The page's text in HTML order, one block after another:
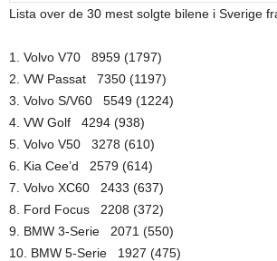
Lista over de 30 mest solgte bilene i Sverige
1. Volvo V70 8959 (1797)
2. VW Passat 7350 (1197)
3. Volvo S/V60 5549 (1224)
4. VW Golf 4294 (938)
5. Volvo V50 3278 (610)
6. Kia Cee’d 2579 (614)
7. Volvo XC60 2433 (637)
8. Ford Focus 2208 (372)
9. BMW 3-Serie 2071 (550)
10. BMW 5-Serie 1927 (475)